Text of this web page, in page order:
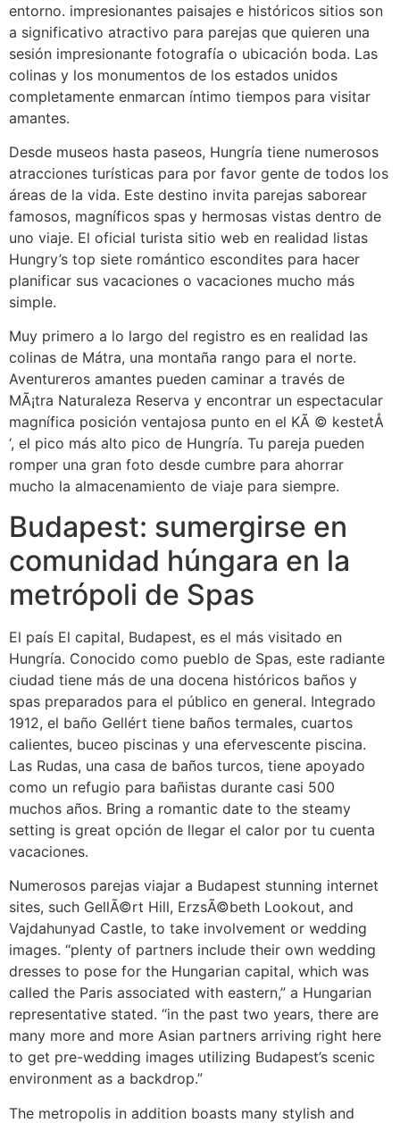
entorno. impresionantes paisajes e históricos sitios son
a significativo atractivo para parejas que quieren una
sesión impresionante fotografía o ubicación boda. Las
colinas y los monumentos de los estados unidos
completamente enmarcan íntimo tiempos para visitar
amantes.
Desde museos hasta paseos, Hungría tiene numerosos
atracciones turísticas para por favor gente de todos los
áreas de la vida. Este destino invita parejas saborear
famosos, magníficos spas y hermosas vistas dentro de
uno viaje. El oficial turista sitio web en realidad listas
Hungry’s top siete romántico escondites para hacer
planificar sus vacaciones o vacaciones mucho más
simple.
Muy primero a lo largo del registro es en realidad las
colinas de Mátra, una montaña rango para el norte.
Aventureros amantes pueden caminar a través de
MÃ¡tra Naturaleza Reserva y encontrar un espectacular
magnífica posición ventajosa punto en el KÃ © kestetÅ
‘, el pico más alto pico de Hungría. Tu pareja pueden
romper una gran foto desde cumbre para ahorrar
mucho la almacenamiento de viaje para siempre.
Budapest: sumergirse en
comunidad húngara en la
metrópoli de Spas
El país El capital, Budapest, es el más visitado en
Hungría. Conocido como pueblo de Spas, este radiante
ciudad tiene más de una docena históricos baños y
spas preparados para el público en general. Integrado
1912, el baño Gellért tiene baños termales, cuartos
calientes, buceo piscinas y una efervescente piscina.
Las Rudas, una casa de baños turcos, tiene apoyado
como un refugio para bañistas durante casi 500
muchos años. Bring a romantic date to the steamy
setting is great opción de llegar el calor por tu cuenta
vacaciones.
Numerosos parejas viajar a Budapest stunning internet
sites, such GellÃ©rt Hill, ErzsÃ©beth Lookout, and
Vajdahunyad Castle, to take involvement or wedding
images. “plenty of partners include their own wedding
dresses to pose for the Hungarian capital, which was
called the Paris associated with eastern,” a Hungarian
representative stated. “in the past two years, there are
many more and more Asian partners arriving right here
to get pre-wedding images utilizing Budapest’s scenic
environment as a backdrop.”
The metropolis in addition boasts many stylish and